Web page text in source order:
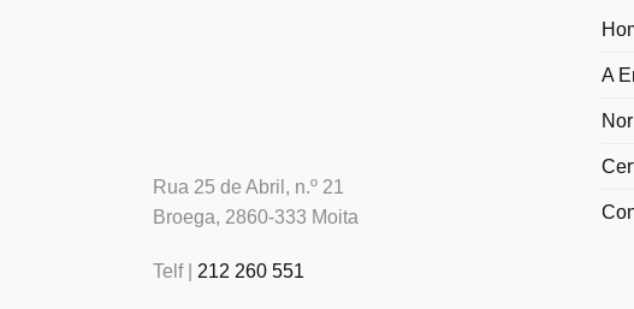
Rua 25 de Abril, n.º 21
Broega, 2860-333 Moita
Telf | 212 260 551
A